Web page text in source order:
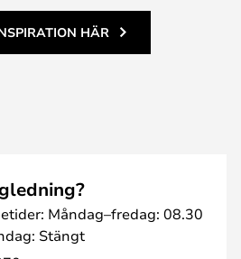
HÄR
Måndag–fredag: 08.30
Stängt